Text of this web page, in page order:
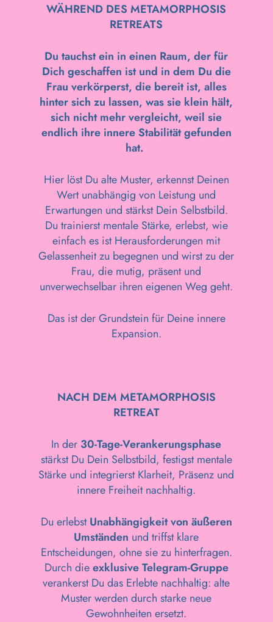
WÄHREND DES METAMORPHOSIS
RETREATS
Du tauchst ein in einen Raum, der für
Dich geschaffen ist und in dem Du die
Frau verkörperst, die bereit ist, alles
hinter sich zu lassen, was sie klein hält,
sich nicht mehr vergleicht, weil sie
endlich ihre innere Stabilität gefunden
hat.
Hier löst Du alte Muster, erkennst Deinen
Wert unabhängig von Leistung und
Erwartungen und stärkst Dein Selbstbild.
Du trainierst mentale Stärke, erlebst, wie
einfach es ist Herausforderungen mit
Gelassenheit zu begegnen und wirst zu der
Frau, die mutig, präsent und
unverwechselbar ihren eigenen Weg geht.
Das ist der Grundstein für Deine innere
Expansion.
NACH DEM METAMORPHOSIS
RETREAT
In der 30-Tage-Verankerungsphase
stärkst Du Dein Selbstbild, festigst mentale
Stärke und integrierst Klarheit, Präsenz und
innere Freiheit nachhaltig.
Du erlebstUnabhängigkeit von äußeren
Umständen und triffst klare
Entscheidungen, ohne sie zu hinterfragen.
Durch dieexklusive Telegram-Gruppe
verankerst Du das Erlebte nachhaltig: alte
Muster werden durch starke neue
Gewohnheiten ersetzt.